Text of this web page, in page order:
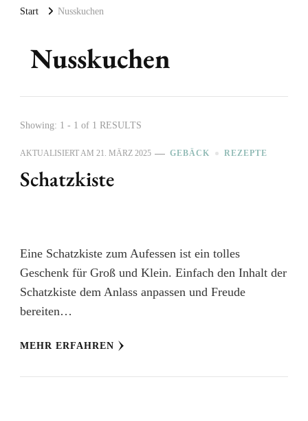
Start Nusskuchen
Nusskuchen
Showing: 1 - 1 of 1 RESULTS
AKTUALISIERT AM 21. MÄRZ 2025 GEBÄCK REZEPTE
Schatzkiste
Eine Schatzkiste zum Aufessen ist ein tolles
Geschenk für Groß und Klein. Einfach den Inhalt der
Schatzkiste dem Anlass anpassen und Freude
bereiten…
MEHR ERFAHREN